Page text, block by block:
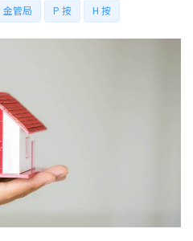
金管局 P 按 H 按